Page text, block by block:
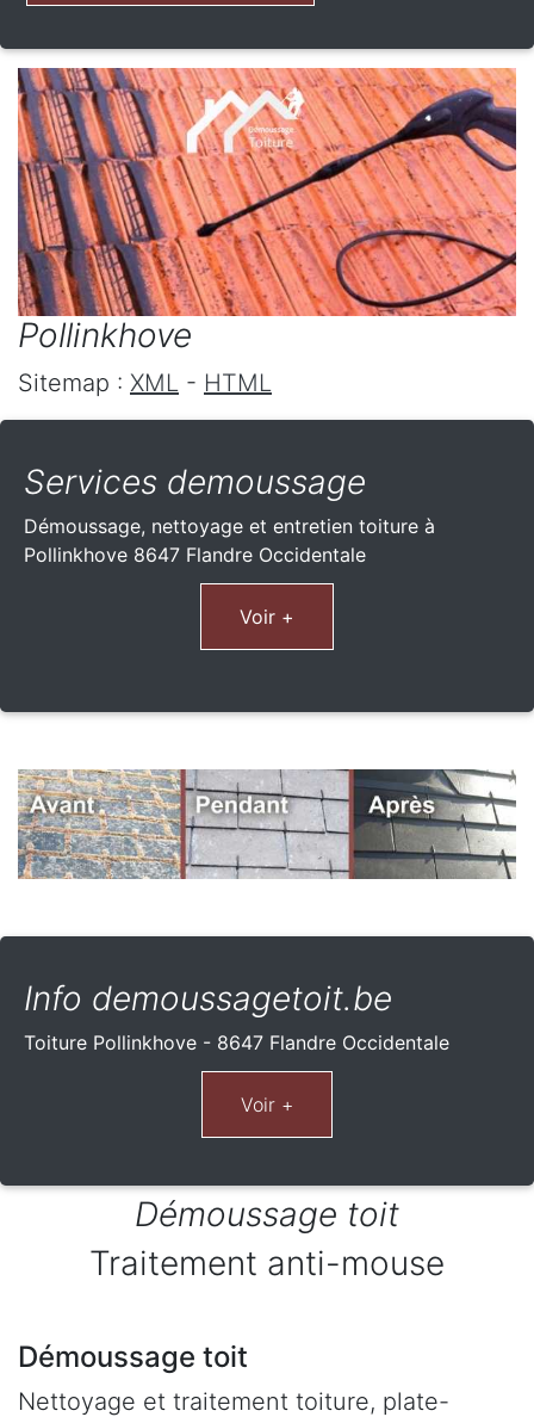
Pollinkhove
Sitemap : XML - HTML
Services demoussage
Démoussage, nettoyage et entretien toiture à
Pollinkhove 8647 Flandre Occidentale
Voir +
Info demoussagetoit.be
Toiture Pollinkhove - 8647 Flandre Occidentale
Démoussage toit
Traitement anti-mouse
Démoussage toit
Nettoyage et traitement toiture, plate-